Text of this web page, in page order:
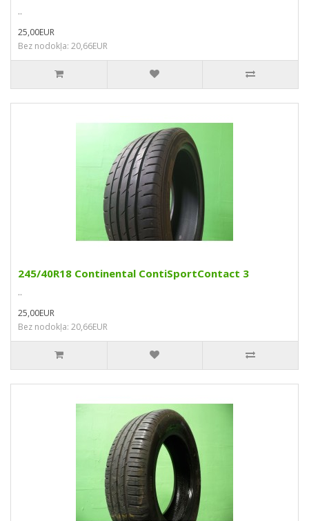
..
25,00EUR
Bez nodokļa: 20,66EUR
245/40R18 Continental ContiSportContact 3
..
25,00EUR
Bez nodokļa: 20,66EUR